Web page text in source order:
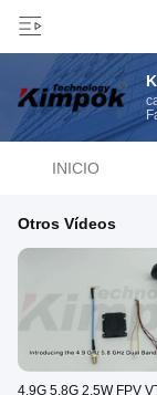
INICIO
Otros Vídeos
4.9G 5.8G 2.5W FPV